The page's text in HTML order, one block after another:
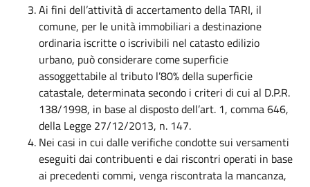
Ai fini dell’attività di accertamento della TARI, il
comune, per le unità immobiliari a destinazione
ordinaria iscritte o iscrivibili nel catasto edilizio
urbano, può considerare come superficie
assoggettabile al tributo l’80% della superficie
catastale, determinata secondo i criteri di cui al D.P.R.
138/1998, in base al disposto dell’art. 1, comma 646,
della Legge 27/12/2013, n. 147.
Nei casi in cui dalle verifiche condotte sui versamenti
eseguiti dai contribuenti e dai riscontri operati in base
ai precedenti commi, venga riscontrata la mancanza,